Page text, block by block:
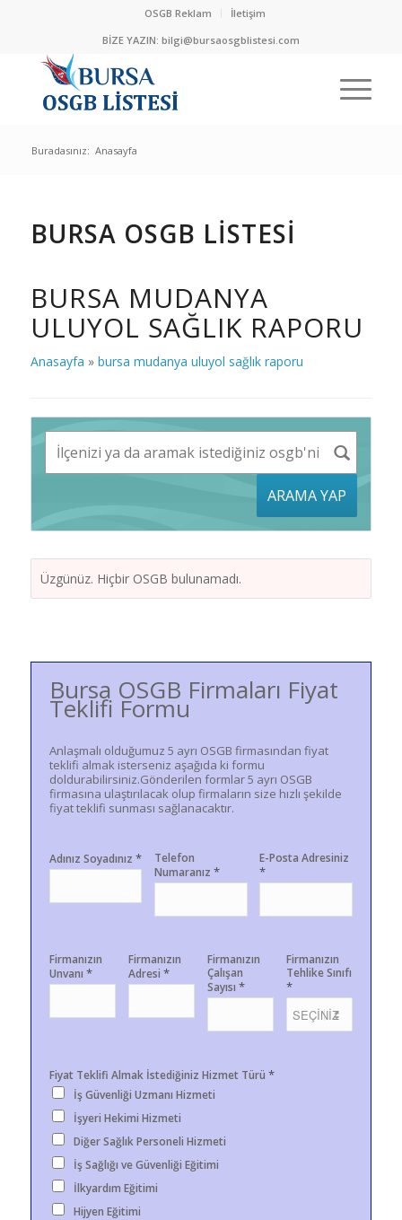
OSGB Reklam
İletişim
BİZE YAZIN: bilgi@bursaosgblistesi.com
Buradasınız: Anasayfa
BURSA OSGB LİSTESİ
BURSA MUDANYA
ULUYOL SAĞLIK RAPORU
Anasayfa » bursa mudanya uluyol sağlık raporu
ARAMA YAP
Üzgünüz. Hiçbir OSGB bulunamadı.
Bursa OSGB Firmaları Fiyat
Teklifi Formu
Anlaşmalı olduğumuz 5 ayrı OSGB firmasından fiyat
teklifi almak isterseniz aşağıda ki formu
doldurabilirsiniz.Gönderilen formlar 5 ayrı OSGB
firmasına ulaştırılacak olup firmaların size hızlı şekilde
fiyat teklifi sunması sağlanacaktır.
Adınız Soyadınız *
Telefon
Numaranız*
E-Posta Adresiniz
*
Firmanızın
Unvanı *
Firmanızın
Adresi *
Firmanızın
Çalışan
Sayısı *
Firmanızın
Tehlike Sınıfı
*
Fiyat Teklifi Almak İstediğiniz Hizmet Türü *
İş Güvenliği Uzmanı Hizmeti
İşyeri Hekimi Hizmeti
Diğer Sağlık Personeli Hizmeti
İş Sağlığı ve Güvenliği Eğitimi
İlkyardım Eğitimi
Hijyen Eğitimi